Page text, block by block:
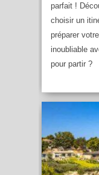
parfait !
choisir un
préparer
inoubliable
pour partir ?